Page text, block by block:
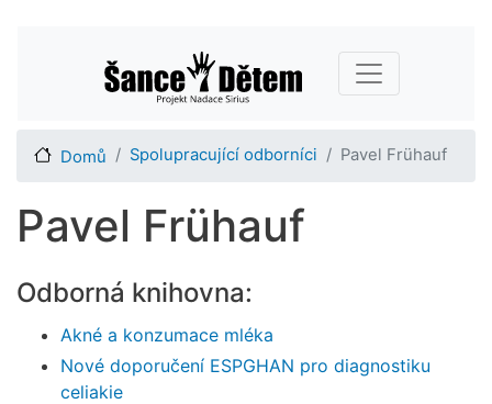
hlavnímu
obsahu
Main navigation
Domů Spolupracující odborníci Pavel Frühauf
Pavel Frühauf
Odborná knihovna:
Akné a konzumace mléka
Nové doporučení ESPGHAN pro diagnostiku
celiakie